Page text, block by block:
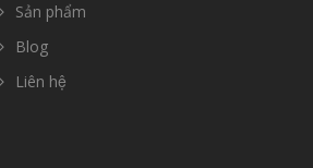
Sản phẩm
Blog
Liên hệ